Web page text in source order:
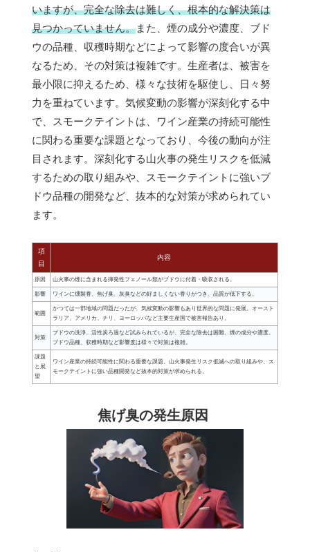
いますが、完全な除去は難しく、根本的な解決策は
見つかっていません。また、煙の成分や濃度、ブド
ウの品種、収穫時期などによって影響の度合いが異
なるため、その対策は複雑です。生産者は、被害を
最小限に抑えるため、様々な技術を駆使し、日々努
力を重ねています。気候変動の影響が深刻化する中
で、スモークテイントは、ワイン産業の持続可能性
に関わる重要な課題となっており、今後の動向が注
目されます。深刻化する山火事の発生リスクを低減
するための取り組みや、スモークテイントに強いブ
ドウ品種の開発など、抜本的な対策が求められてい
ます。
項
目
内容
原因 山火事の煙に含まれる揮発性フェノール類がブドウに付着・吸収される。
影響 ワインに燻製香、焦げ臭、灰臭などの好ましくない香りがつき、品質が低下する。
範囲
かつては一部地域の問題だったが、気候変動の影響もあり世界的な問題に発展。オースト
ラリア、アメリカ、チリ、ヨーロッパなど主要生産国で被害報告あり。
対策
ブドウの洗浄、活性炭ろ過など試みられているが、完全な除去は困難。煙の成分や濃度、
ブドウ品種、収穫時期など影響度は様々で対策は複雑。
課題
と展
望
ワイン産業の持続可能性に関わる重要な課題。山火事発生リスク低減への取り組みや、ス
モークテイントに強い品種開発など抜本的対策が求められる。
焦げ臭の発生原因